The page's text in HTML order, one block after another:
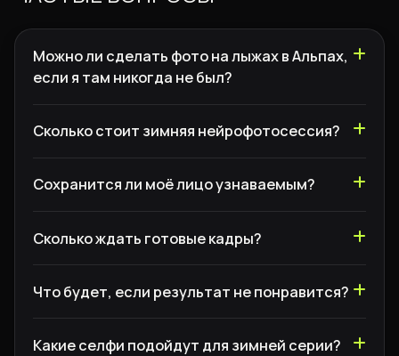
Можно ли сделать фото на лыжах в Альпах,
если я там никогда не был?
Сколько стоит зимняя нейрофотосессия?
Сохранится ли моё лицо узнаваемым?
Сколько ждать готовые кадры?
Что будет, если результат не понравится?
Какие селфи подойдут для зимней серии?